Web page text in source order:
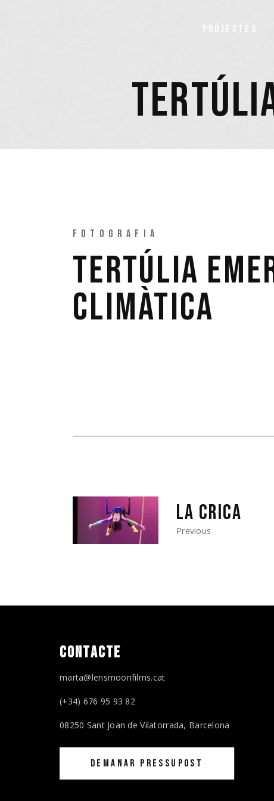
PROJECTES
FOTOGRAFIA
TERTÚLIA
CLIMÀTICA
LA CRICA
Previous
CONTACTE
marta@lensmoonfilms.cat
(+34) 676 95 93 82
08250 Sant Joan de Vilatorrada, Barcelona
DEMANAR PRESSUPOST